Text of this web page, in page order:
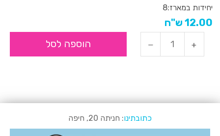
יחידות במארז:8
12.00 ש"ח
הוספה לסל
כתובתינו: חניתה 20, חיפה